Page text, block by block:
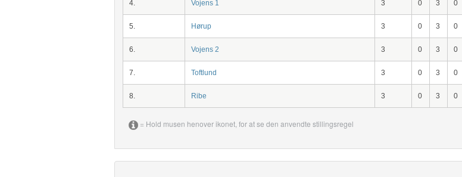
4. Vojens 1 3 0 3 0
5. Hørup 3 0 3 0
6. Vojens 2 3 0 3 0
7. Toftlund 3 0 3 0
8. Ribe 3 0 3 0
= Hold musen henover ikonet, for at se den anvendte stillingsregel